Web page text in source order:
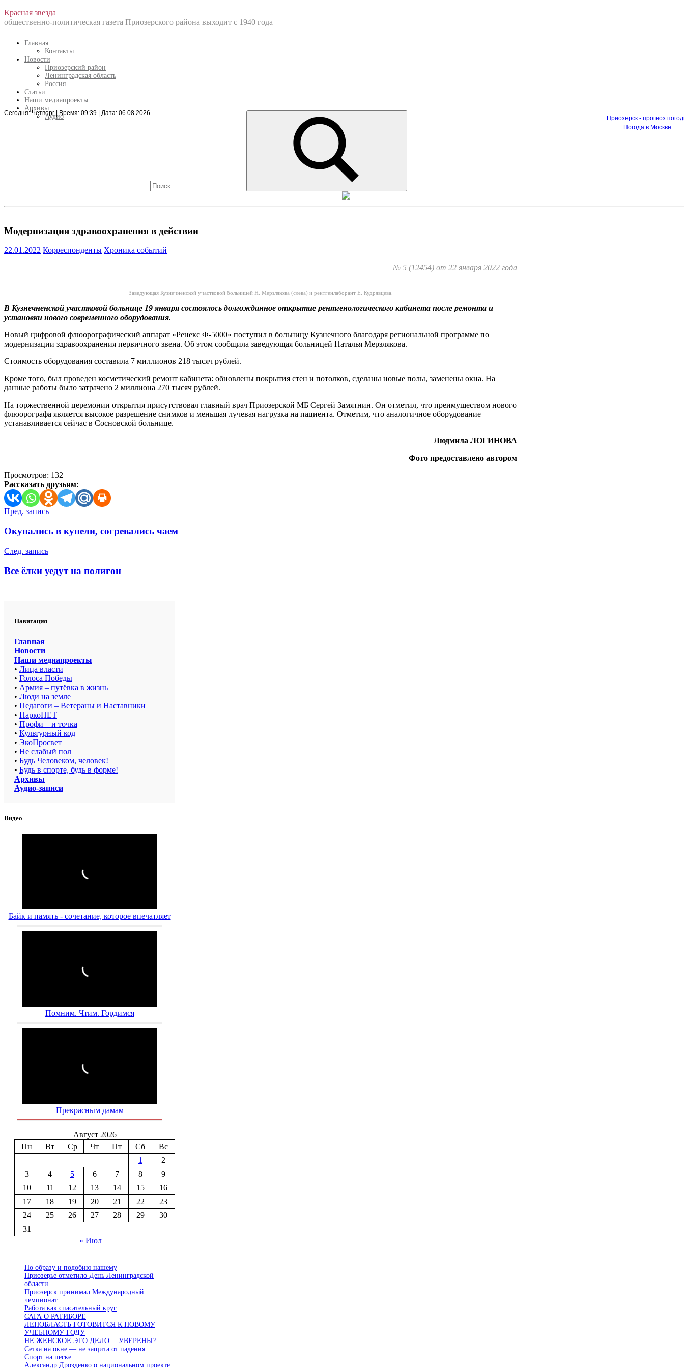
Перейти
к
Красная звезда
общественно-политическая газета Приозерского района выходит с 1940 года
Главная
Контакты
Новости
Приозерский район
Ленинградская область
Россия
Статьи
Наши медиапроекты
Архивы
Аудио
Сегодня: Четверг | Время: 09:39 | Дата: 06.08.2026
Приозерск - прогноз
Погода в Москве
Искать
Модернизация здравоохранения в действии
22.01.2022 Корреспонденты Хроника событий
№ 5 (12454) от 22 января 2022 года
Заведующая Кузнечненской участковой больницей Н. Мерзлякова (слева) и рентгенлаборант Е. Кудрявцева.
В Кузнечненской участковой больнице 19 января состоялось долгожданное открытие рентгенологического кабинета после ремонта и
установки нового современного оборудования.
Новый цифровой флюорографический аппарат «Ренекс Ф-5000» поступил в больницу Кузнечного благодаря региональной программе по
модернизации здравоохранения первичного звена. Об этом сообщила заведующая больницей Наталья Мерзлякова.
Стоимость оборудования составила 7 миллионов 218 тысяч рублей.
Кроме того, был проведен косметический ремонт кабинета: обновлены покрытия стен и потолков, сделаны новые полы, заменены окна. На
данные работы было затрачено 2 миллиона 270 тысяч рублей.
На торжественной церемонии открытия присутствовал главный врач Приозерской МБ Сергей Замятнин. Он отметил, что преимуществом нового
флюорографа является высокое разрешение снимков и меньшая лучевая нагрузка на пациента. Отметим, что аналогичное оборудование
устанавливается сейчас в Сосновской больнице.
Людмила ЛОГИНОВА
Фото предоставлено автором
Просмотров: 132
Рассказать друзьям:
Навигация
по
записям
Пред. запись
Окунались в купели, согревались чаем
След. запись
Все ёлки уедут на полигон
Навигация
Главная
Новости
Наши медиапроекты
• Лица власти
• Голоса Победы
• Армия – путёвка в жизнь
• Люди на земле
• Педагоги – Ветераны и Наставники
• НаркоНЕТ
• Профи – и точка
• Культурный код
• ЭкоПросвет
• Не слабый пол
• Будь Человеком, человек!
• Будь в спорте, будь в форме!
Архивы
Аудио-записи
Видео
Байк и память - сочетание, которое впечатляет
Помним. Чтим. Гордимся
Прекрасным дамам
Август 2026
Пн
Вт Ср Чт Пт Сб
Вс
1
2
3
4 5 6 7 8
9
10
11 12 13 14 15
16
17
18 19 20 21 22
23
24
25 26 27 28 29
30
31
« Июл
По образу и подобию нашему
Приозерье отметило День Ленинградской
области
Приозерск принимал Международный
чемпионат
Работа как спасательный круг
САГА О РАТИБОРЕ
ЛЕНОБЛАСТЬ ГОТОВИТСЯ К НОВОМУ
УЧЕБНОМУ ГОДУ
НЕ ЖЕНСКОЕ ЭТО ДЕЛО… УВЕРЕНЫ?
Сетка на окне — не защита от падения
Спорт на песке
Александр Дрозденко о национальном проекте